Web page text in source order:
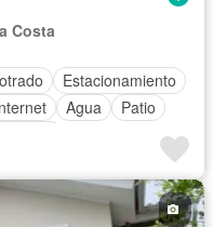
Costa
Estacionamiento
Agua
Patio
amoblado